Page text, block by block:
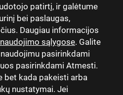
patirtį, ir galėtume
bei paslaugas,
Daugiau informacijos
sąlygose. Galite
pasirinkdami
pasirinkdami Atmesti.
bet kada pakeisti arba
nustatymai. Jei